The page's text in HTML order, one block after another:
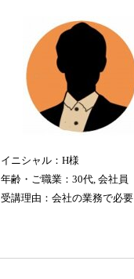
イニシャル：H様
年齢・ご職業：30代, 会社員
受講理由：会社の業務で必要